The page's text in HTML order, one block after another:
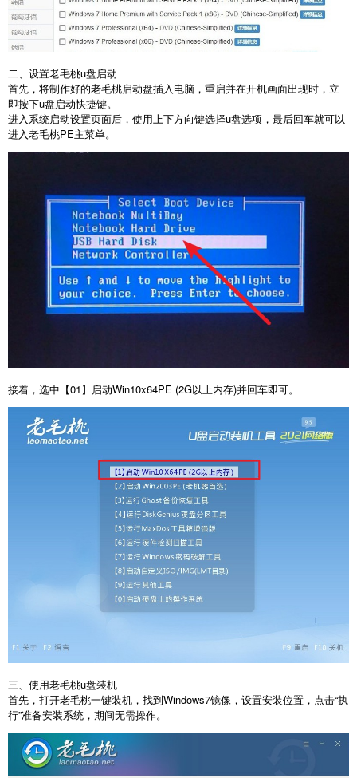
二、设置老毛桃u盘启动
首先，将制作好的老毛桃启动盘插入电脑，重启并在开机画面出现时，立
即按下u盘启动快捷键。
进入系统启动设置页面后，使用上下方向键选择u盘选项，最后回车就可以
进入老毛桃PE主菜单。
接着，选中【01】启动Win10x64PE (2G以上内存)并回车即可。
三、使用老毛桃u盘装机
首先，打开老毛桃一键装机，找到Windows7镜像，设置安装位置，点击“执
行”准备安装系统，期间无需操作。